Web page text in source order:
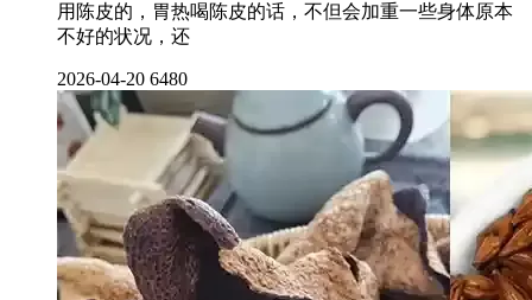
用陈皮的，胃热喝陈皮的话，不但会加重一些身体原本
不好的状况，还
2026-04-20 6480